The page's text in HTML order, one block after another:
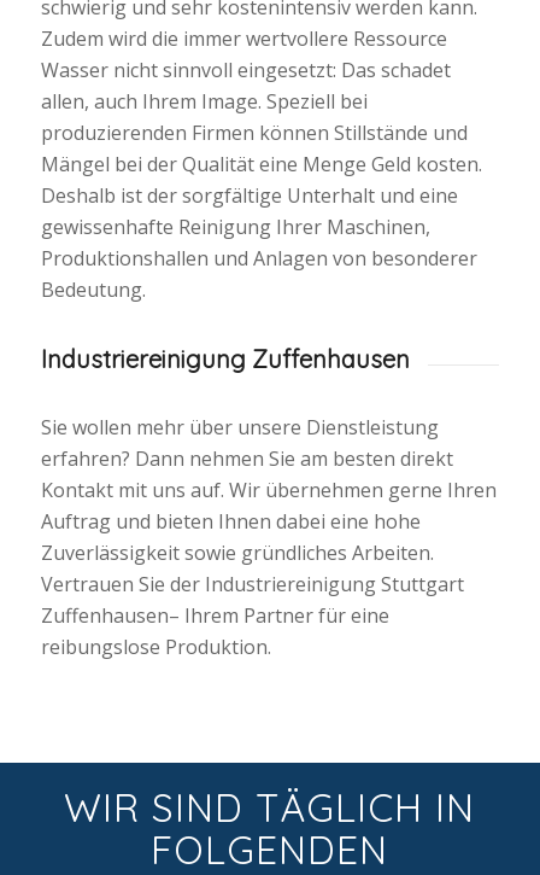
schwierig und sehr kostenintensiv werden kann.
Zudem wird die immer wertvollere Ressource
Wasser nicht sinnvoll eingesetzt: Das schadet
allen, auch Ihrem Image. Speziell bei
produzierenden Firmen können Stillstände und
Mängel bei der Qualität eine Menge Geld kosten.
Deshalb ist der sorgfältige Unterhalt und eine
gewissenhafte Reinigung Ihrer Maschinen,
Produktionshallen und Anlagen von besonderer
Bedeutung.
Industriereinigung Zuffenhausen
Sie wollen mehr über unsere Dienstleistung
erfahren? Dann nehmen Sie am besten direkt
Kontakt mit uns auf. Wir übernehmen gerne Ihren
Auftrag und bieten Ihnen dabei eine hohe
Zuverlässigkeit sowie gründliches Arbeiten.
Vertrauen Sie der Industriereinigung Stuttgart
Zuffenhausen– Ihrem Partner für eine
reibungslose Produktion.
WIR SIND TÄGLICH IN
FOLGENDEN